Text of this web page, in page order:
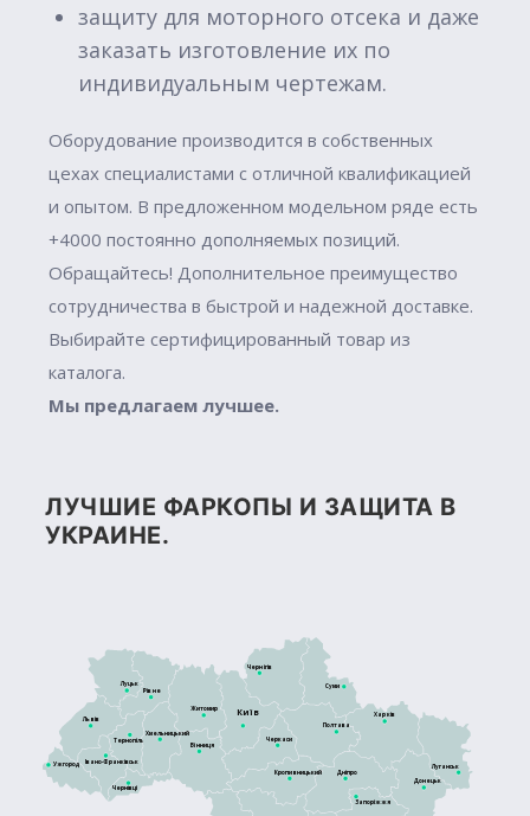
защиту для моторного отсека и даже
заказать изготовление их по
индивидуальным чертежам.
Оборудование производится в собственных
цехах специалистами с отличной квалификацией
и опытом. В предложенном модельном ряде есть
+4000 постоянно дополняемых позиций.
Обращайтесь! Дополнительное преимущество
сотрудничества в быстрой и надежной доставке.
Выбирайте сертифицированный товар из
каталога.
Мы предлагаем лучшее.
ЛУЧШИЕ ФАРКОПЫ И ЗАЩИТА В
УКРАИНЕ.
Луцьк
Київ
Житомир
Тернопіль
Рівне
Львів
Дніпро
Кропивницький
Харків
Полтава
Черкаси
Суми
Чернігів
Запоріжжя
Донецьк
Луганськ
Ужгород
Чернівці
Вінниця
Хмельницький
Івано-Франківськ